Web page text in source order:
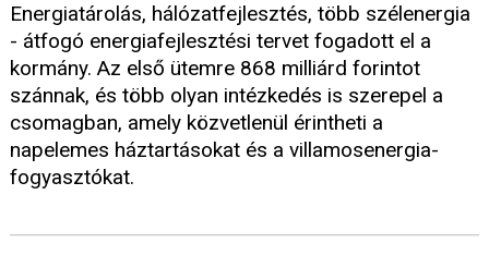
Energiatárolás, hálózatfejlesztés, több szélenergia
- átfogó energiafejlesztési tervet fogadott el a
kormány. Az első ütemre 868 milliárd forintot
szánnak, és több olyan intézkedés is szerepel a
csomagban, amely közvetlenül érintheti a
napelemes háztartásokat és a villamosenergia-
fogyasztókat.